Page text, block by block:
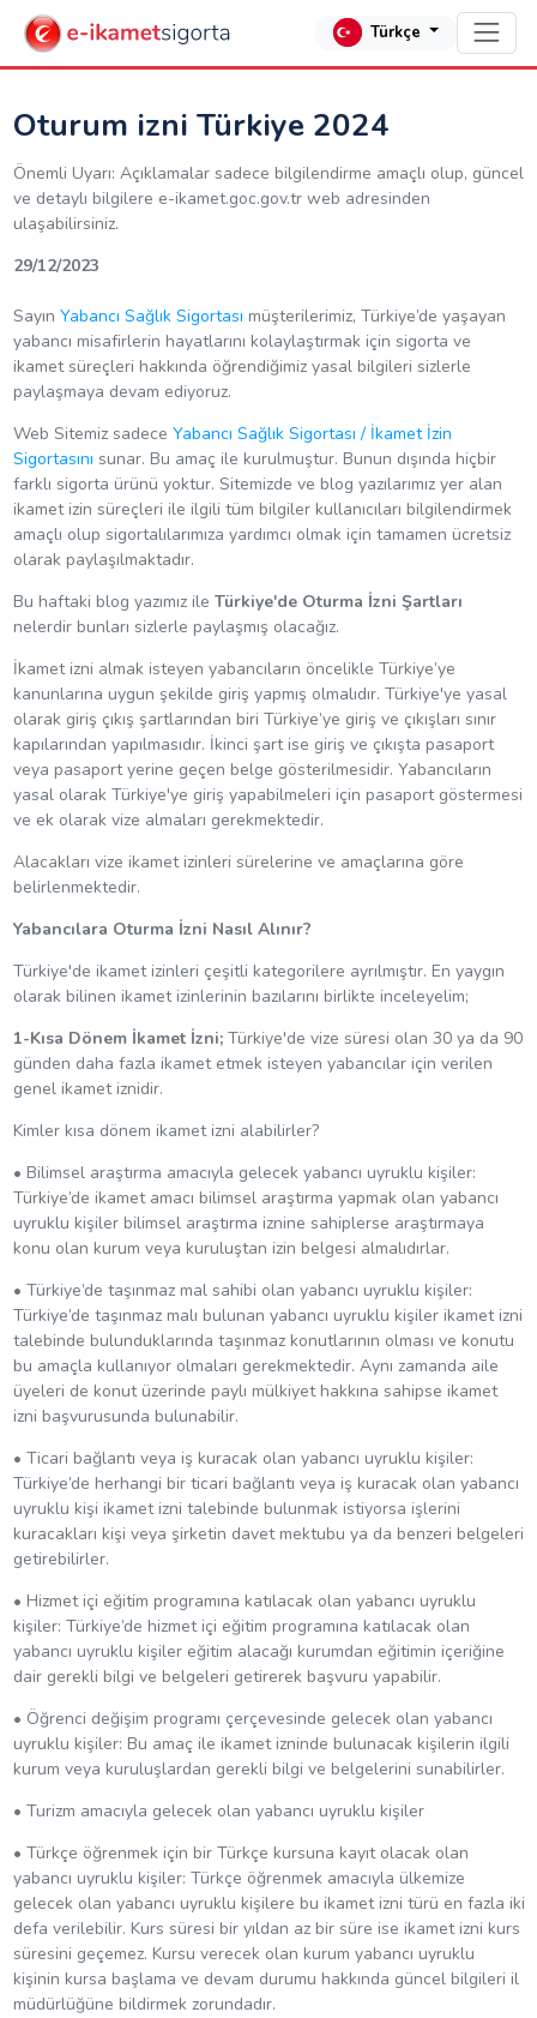
Türkçe
Oturum izni Türkiye 2024
Önemli Uyarı: Açıklamalar sadece bilgilendirme amaçlı olup, güncel
ve detaylı bilgilere e-ikamet.goc.gov.tr web adresinden
ulaşabilirsiniz.
29/12/2023
Sayın Yabancı Sağlık Sigortası müşterilerimiz, Türkiye’de yaşayan
yabancı misafirlerin hayatlarını kolaylaştırmak için sigorta ve
ikamet süreçleri hakkında öğrendiğimiz yasal bilgileri sizlerle
paylaşmaya devam ediyoruz.
Web Sitemiz sadece Yabancı Sağlık Sigortası / İkamet İzin
Sigortasını sunar. Bu amaç ile kurulmuştur. Bunun dışında hiçbir
farklı sigorta ürünü yoktur. Sitemizde ve blog yazılarımız yer alan
ikamet izin süreçleri ile ilgili tüm bilgiler kullanıcıları bilgilendirmek
amaçlı olup sigortalılarımıza yardımcı olmak için tamamen ücretsiz
olarak paylaşılmaktadır.
Bu haftaki blog yazımız ile Türkiye'de Oturma İzni Şartları
nelerdir bunları sizlerle paylaşmış olacağız.
İkamet izni almak isteyen yabancıların öncelikle Türkiye’ye
kanunlarına uygun şekilde giriş yapmış olmalıdır. Türkiye'ye yasal
olarak giriş çıkış şartlarından biri Türkiye’ye giriş ve çıkışları sınır
kapılarından yapılmasıdır. İkinci şart ise giriş ve çıkışta pasaport
veya pasaport yerine geçen belge gösterilmesidir. Yabancıların
yasal olarak Türkiye'ye giriş yapabilmeleri için pasaport göstermesi
ve ek olarak vize almaları gerekmektedir.
Alacakları vize ikamet izinleri sürelerine ve amaçlarına göre
belirlenmektedir.
Yabancılara Oturma İzni Nasıl Alınır?
Türkiye'de ikamet izinleri çeşitli kategorilere ayrılmıştır. En yaygın
olarak bilinen ikamet izinlerinin bazılarını birlikte inceleyelim;
1-Kısa Dönem İkamet İzni;Türkiye'de vize süresi olan 30 ya da 90
günden daha fazla ikamet etmek isteyen yabancılar için verilen
genel ikamet iznidir.
Kimler kısa dönem ikamet izni alabilirler?
• Bilimsel araştırma amacıyla gelecek yabancı uyruklu kişiler:
Türkiye’de ikamet amacı bilimsel araştırma yapmak olan yabancı
uyruklu kişiler bilimsel araştırma iznine sahiplerse araştırmaya
konu olan kurum veya kuruluştan izin belgesi almalıdırlar.
• Türkiye’de taşınmaz mal sahibi olan yabancı uyruklu kişiler:
Türkiye’de taşınmaz malı bulunan yabancı uyruklu kişiler ikamet izni
talebinde bulunduklarında taşınmaz konutlarının olması ve konutu
bu amaçla kullanıyor olmaları gerekmektedir. Aynı zamanda aile
üyeleri de konut üzerinde paylı mülkiyet hakkına sahipse ikamet
izni başvurusunda bulunabilir.
• Ticari bağlantı veya iş kuracak olan yabancı uyruklu kişiler:
Türkiye’de herhangi bir ticari bağlantı veya iş kuracak olan yabancı
uyruklu kişi ikamet izni talebinde bulunmak istiyorsa işlerini
kuracakları kişi veya şirketin davet mektubu ya da benzeri belgeleri
getirebilirler.
• Hizmet içi eğitim programına katılacak olan yabancı uyruklu
kişiler: Türkiye’de hizmet içi eğitim programına katılacak olan
yabancı uyruklu kişiler eğitim alacağı kurumdan eğitimin içeriğine
dair gerekli bilgi ve belgeleri getirerek başvuru yapabilir.
• Öğrenci değişim programı çerçevesinde gelecek olan yabancı
uyruklu kişiler: Bu amaç ile ikamet izninde bulunacak kişilerin ilgili
kurum veya kuruluşlardan gerekli bilgi ve belgelerini sunabilirler.
• Turizm amacıyla gelecek olan yabancı uyruklu kişiler
• Türkçe öğrenmek için bir Türkçe kursuna kayıt olacak olan
yabancı uyruklu kişiler: Türkçe öğrenmek amacıyla ülkemize
gelecek olan yabancı uyruklu kişilere bu ikamet izni türü en fazla iki
defa verilebilir. Kurs süresi bir yıldan az bir süre ise ikamet izni kurs
süresini geçemez. Kursu verecek olan kurum yabancı uyruklu
kişinin kursa başlama ve devam durumu hakkında güncel bilgileri il
müdürlüğüne bildirmek zorundadır.